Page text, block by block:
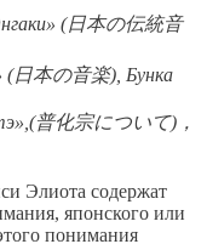
(日本の伝統音
(日本の音楽), Бунка
普化宗について)，
Элиота содержат
японского или
понимания